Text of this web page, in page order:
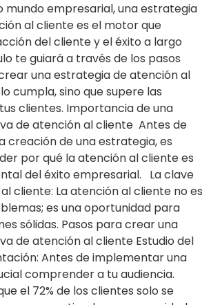
mundo empresarial, una estrategia
al cliente es el motor que
del cliente y el éxito a largo
te guiará a través de los pasos
una estrategia de atención al
cumpla, sino que supere las
clientes. Importancia de una
de atención al cliente Antes de
creación de una estrategia, es
por qué la atención al cliente es
del éxito empresarial. La clave
cliente: La atención al cliente no es
es una oportunidad para
sólidas. Pasos para crear una
de atención al cliente Estudio del
Antes de implementar una
comprender a tu audiencia.
el 72% de los clientes solo se